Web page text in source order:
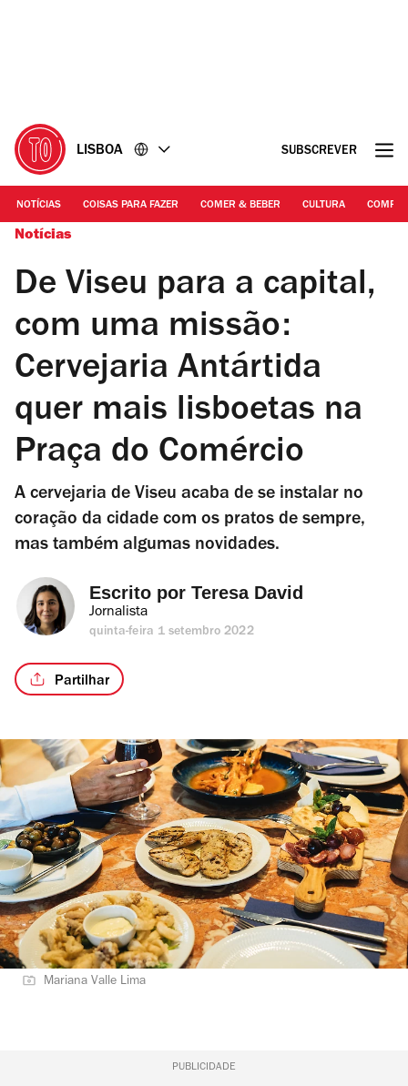
LISBOA SUBSCREVER
NOTÍCIAS COISAS PARA FAZER COMER & BEBER CULTURA
Notícias
De Viseu para a capital,
com uma missão:
Cervejaria Antártida
quer mais lisboetas na
Praça do Comércio
A cervejaria de Viseu acaba de se instalar no
coração da cidade com os pratos de sempre,
mas também algumas novidades.
Escrito por Teresa David
Jornalista
quinta-feira 1 setembro 2022
Partilhar
Mariana Valle Lima
PUBLICIDADE